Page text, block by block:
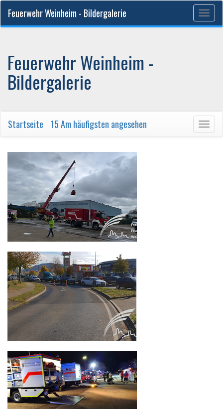
Feuerwehr Weinheim - Bildergalerie
Feuerwehr Weinheim -
Bildergalerie
Startseite 15 Am häufigsten angesehen